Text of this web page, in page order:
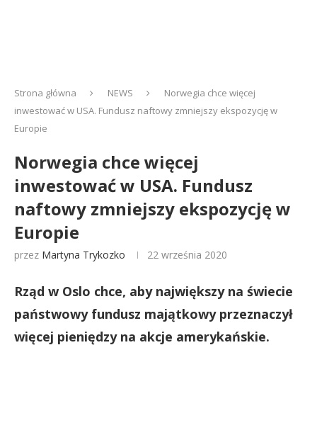
Strona główna NEWS
Norwegia chce więcej
inwestować w USA. Fundusz naftowy zmniejszy ekspozycję w
Europie
Norwegia chce więcej
inwestować w USA. Fundusz
naftowy zmniejszy ekspozycję w
Europie
przez Martyna Trykozko 22 września 2020
Rząd w Oslo chce, aby największy na świecie
państwowy fundusz majątkowy przeznaczył
więcej pieniędzy na akcje amerykańskie.